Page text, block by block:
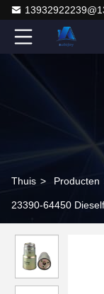
Thuis > Producten
23390-64450